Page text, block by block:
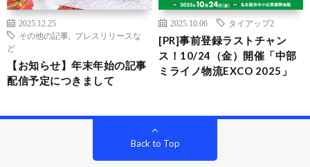
2025.12.25
その他の記事
プレスリリースな
ど
【お知らせ】年末年始の記事
配信予定につきまして
2025.10.06 タイアップ2
[PR]事前登録ラストチャン
ス！10/24（金）開催「中部
ミライノ物流EXCO 2025」
Back to Top